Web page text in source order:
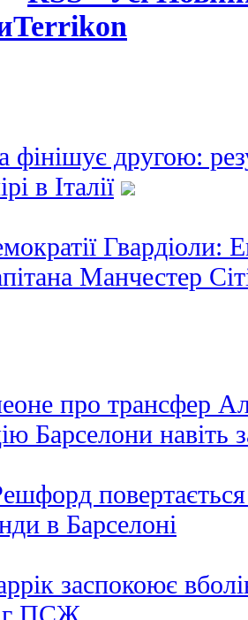
фінішує другою:
в Італії
Манчестер
про трансфер
Барселони навіть
в Барселоні
заспокоює